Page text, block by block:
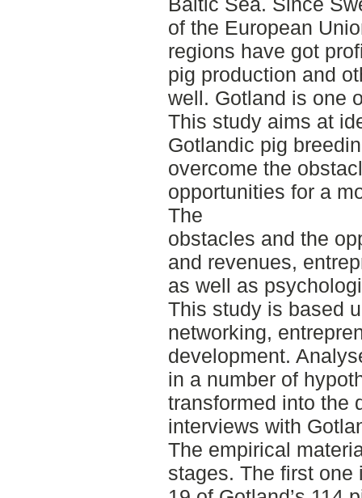
of the European
regions have got
pig production and
well. Gotland is one
This study aims at
Gotlandic pig
overcome the
opportunities for a
The
obstacles and the
and revenues,
as well as
This study is based
networking,
development.
in a number of
transformed into the
interviews with
The empirical
stages. The first